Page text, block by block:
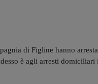
di Figline hanno
è agli arresti domiciliari